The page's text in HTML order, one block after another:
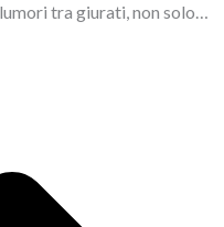
tra giurati, non solo…